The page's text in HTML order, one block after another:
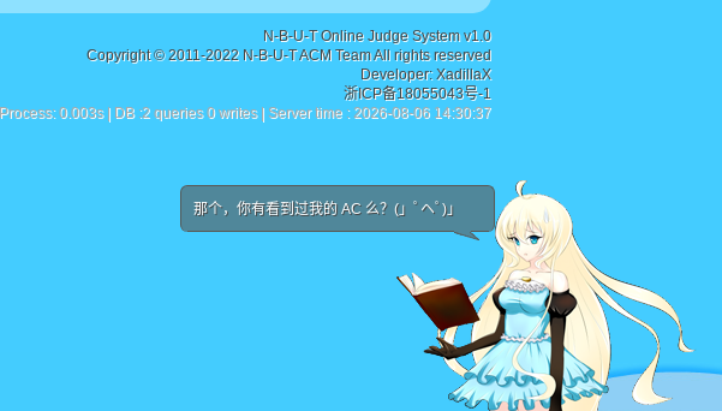
N-B-U-T Online Judge System v1.0
Copyright © 2011-2022 N-B-U-T ACM Team All rights reserved
Developer:XadillaX
浙ICP备18055043号-1
Process: 0.003s | DB :2 queries 0 writes | Server time : 2026-08-06 14:30:37
那个，你有看到过我的 AC 么？(」ﾟヘﾟ)」